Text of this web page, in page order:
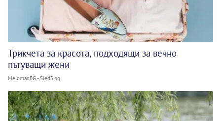
Трикчета за красота, подходящи за вечно
пътуващи жени
MelomanBG - Sled5.bg